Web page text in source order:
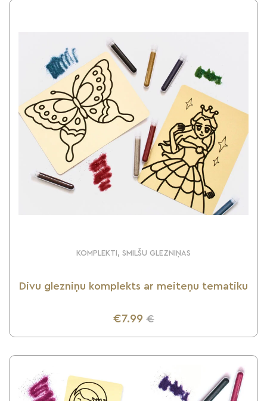
KOMPLEKTI, SMILŠU GLEZNIŅAS
Divu glezniņu komplekts ar meiteņu tematiku
€7.99 €
UZZINI VAIRĀK